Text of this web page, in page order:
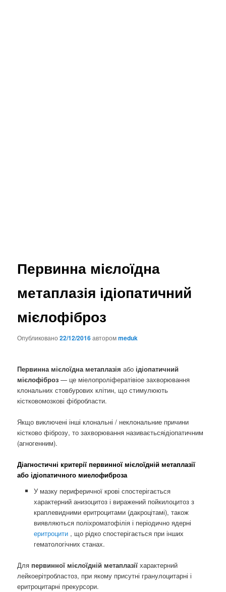
Первинна мієлоїдна
метаплазія ідіопатичний
мієлофіброз
Опубликовано22/12/2016авторомmeduk
Первинна мієлоїдна метаплазіяабо ідіопатичний
мієлофіброз— це міелопроліфератівіое захворювання
клональних стовбурових клітин, що стимулюють
кістковомозкові фібробласти.
Якщо виключені інші клональні / неклональние причини
кістково фіброзу, то захворювання називаєтьсяідіопатичним
(агногенним).
Діагностичні критеріїпервинної мієлоїдній метаплазії
або ідіопатичного миелофиброза
У мазку периферичної крові спостерігається
характерний анизоцитоз і виражений пойкилоцитоз з
краплевидними еритроцитами (дакроцітамі), також
виявляються поліхроматофілія і періодично ядерні
еритроцити , що рідко спостерігається при інших
гематологічних станах.
Для первинної мієлоїдній метаплазіїхарактерний
лейкоерітробластоз, при якому присутні гранулоцитарні і
еритроцитарні прекурсори.